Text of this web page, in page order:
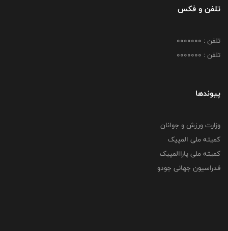
تلفن و فکس
تلفن : 0000000
تلفن : 0000000
پیوندها
وزارت ورزش و جوانان
کمیته ملی المپیک
کمیته ملی پاراالمپیک
فدراسیون جهانی جودو